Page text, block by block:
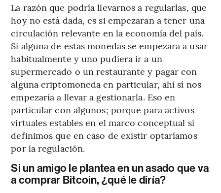
La razón que podría llevarnos a regularlas, que
hoy no está dada, es si empezaran a tener una
circulación relevante en la economía del país.
Si alguna de estas monedas se empezara a usar
habitualmente y uno pudiera ir a un
supermercado o un restaurante y pagar con
alguna criptomoneda en particular, ahí sí nos
empezaría a llevar a gestionarla. Eso en
particular con algunos; porque para activos
virtuales estables en el marco conceptual sí
definimos que en caso de existir optaríamos
por la regulación.
Si un amigo le plantea en un asado que va
a comprar Bitcoin, ¿qué le diría?